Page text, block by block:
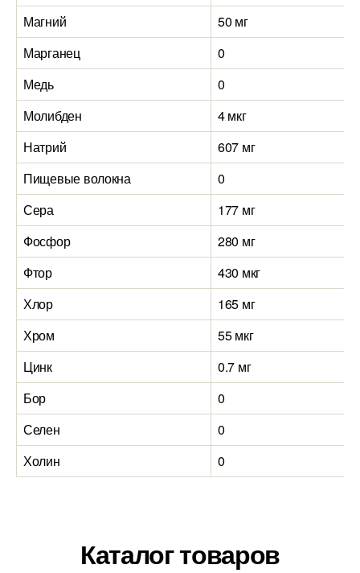
Магний
50 мг
Марганец
0
Медь
0
Молибден
4 мкг
Натрий
607 мг
Пищевые волокна
0
Сера
177 мг
Фосфор
280 мг
Фтор
430 мкг
Хлор
165 мг
Хром
55 мкг
Цинк
0.7 мг
Бор
0
Селен
0
Холин
0
Каталог товаров